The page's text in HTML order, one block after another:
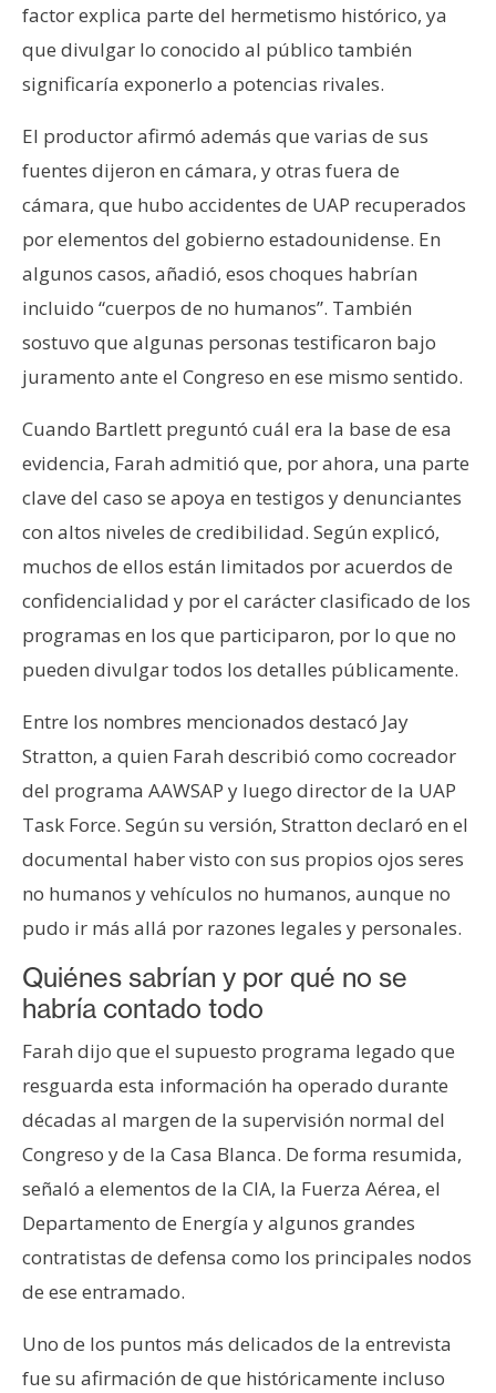
factor explica parte del hermetismo histórico, ya
que divulgar lo conocido al público también
significaría exponerlo a potencias rivales.
El productor afirmó además que varias de sus
fuentes dijeron en cámara, y otras fuera de
cámara, que hubo accidentes de UAP recuperados
por elementos del gobierno estadounidense. En
algunos casos, añadió, esos choques habrían
incluido “cuerpos de no humanos”. También
sostuvo que algunas personas testificaron bajo
juramento ante el Congreso en ese mismo sentido.
Cuando Bartlett preguntó cuál era la base de esa
evidencia, Farah admitió que, por ahora, una parte
clave del caso se apoya en testigos y denunciantes
con altos niveles de credibilidad. Según explicó,
muchos de ellos están limitados por acuerdos de
confidencialidad y por el carácter clasificado de los
programas en los que participaron, por lo que no
pueden divulgar todos los detalles públicamente.
Entre los nombres mencionados destacó Jay
Stratton, a quien Farah describió como cocreador
del programa AAWSAP y luego director de la UAP
Task Force. Según su versión, Stratton declaró en el
documental haber visto con sus propios ojos seres
no humanos y vehículos no humanos, aunque no
pudo ir más allá por razones legales y personales.
Quiénes sabrían y por qué no se
habría contado todo
Farah dijo que el supuesto programa legado que
resguarda esta información ha operado durante
décadas al margen de la supervisión normal del
Congreso y de la Casa Blanca. De forma resumida,
señaló a elementos de la CIA, la Fuerza Aérea, el
Departamento de Energía y algunos grandes
contratistas de defensa como los principales nodos
de ese entramado.
Uno de los puntos más delicados de la entrevista
fue su afirmación de que históricamente incluso